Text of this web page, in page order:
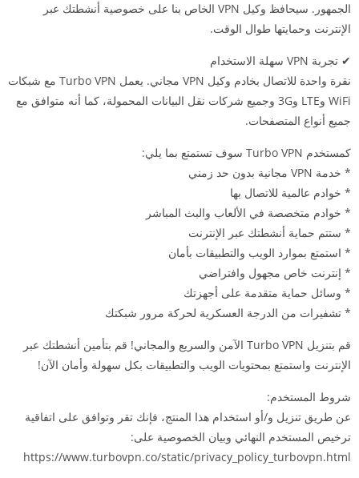
الجمهور. سيحافظ وكيل VPN الخاص بنا على خصوصية أنشطتك عبر
الإنترنت وحمايتها طوال الوقت.
✔ تجربة VPN سهلة الاستخدام
نقرة واحدة للاتصال بخادم وكيل VPN مجاني. يعمل Turbo VPN مع شبكات
WiFi وLTE و3G وجميع شركات نقل البيانات المحمولة، كما أنه متوافق مع
جميع أنواع المتصفحات.
كمستخدم Turbo VPN سوف تستمتع بما يلي:
* خدمة VPN مجانية بدون حد زمني
* خوادم عالمية للاتصال بها
* خوادم متخصصة في الألعاب والبث المباشر
* ستتم حماية أنشطتك عبر الإنترنت
* استمتع بموارد الويب والتطبيقات بأمان
* إنترنت خاص مجهول وافتراضي
* وسائل حماية متقدمة على أجهزتك
* تشفيرات من الدرجة العسكرية لحركة مرور شبكتك
قم بتنزيل Turbo VPN الآمن والسريع والمجاني! قم بتأمين أنشطتك عبر
الإنترنت واستمتع بمحتويات الويب والتطبيقات بكل سهولة وأمان الآن!
شروط المستخدم:
عن طريق تنزيل و/أو استخدام هذا المنتج، فإنك تقر وتوافق على اتفاقية
ترخيص المستخدم النهائي وبيان الخصوصية على:
https://www.turbovpn.co/static/privacy_policy_turbovpn.html